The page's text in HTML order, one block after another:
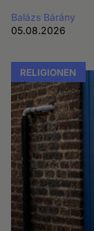
Balázs Bárány
05.08.2026
RELIGIONEN